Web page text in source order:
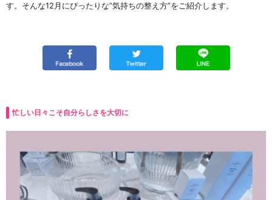
す。そんな12月にぴったりな”気持ちの整え方”をご紹介します。
忙しい日々こそ自分らしさを大切に